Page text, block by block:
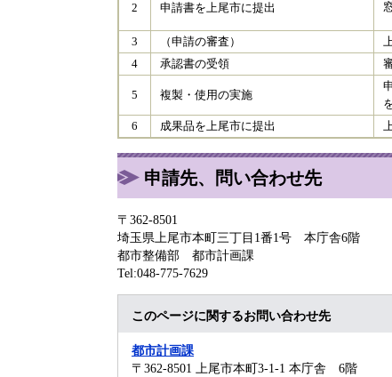
2 申請書を上尾市に提出
3 （申請の審査）
4
承認書の受領
5 複製・使用の実施
6
成果品を上尾市に提出
申請先、問い合わせ先
〒362-8501
埼玉県上尾市本町三丁目1番1号 本庁舎6階
都市整備部 都市計画課
Tel:048-775-7629
このページに関するお問い合わせ先
都市計画課
〒362-8501
上尾市本町3-1-1 本庁舎 6階